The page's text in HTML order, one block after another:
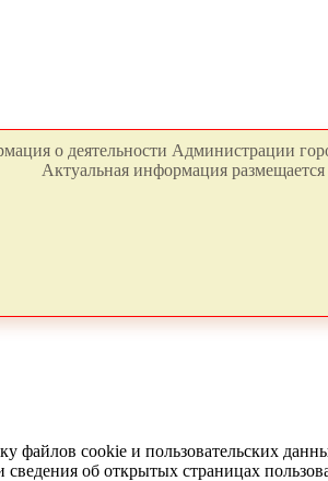
о деятельности Администрации
Актуальная информация размещается
файлов cookie и пользовательских
сведения об открытых страницах